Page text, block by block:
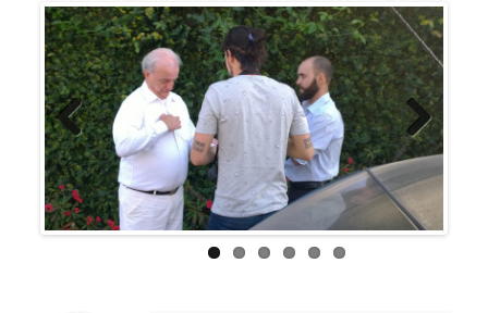
Previous Next